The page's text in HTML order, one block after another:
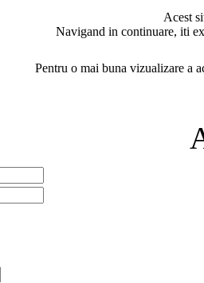
Acest
Navigand in continuare, iti
Pentru o mai buna vizualizare a